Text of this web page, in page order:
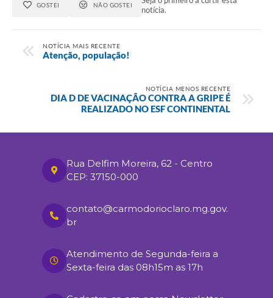
GOSTEI NÃO GOSTEI
notícia.
NOTÍCIA MAIS RECENTE
Atenção, população!
NOTÍCIA MENOS RECENTE
DIA D DE VACINAÇÃO CONTRA A GRIPE É
REALIZADO NO ESF CONTINENTAL
Rua Delfim Moreira, 62 - Centro
CEP: 37150-000
contato@carmodorioclaro.mg.gov.
br
Atendimento de Segunda-feira a
Sexta-feira das 08h15m as 17h